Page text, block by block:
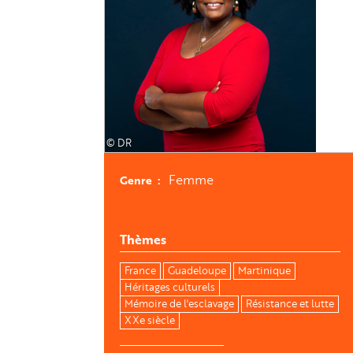
© DR
Genre Femme
Thèmes
France Guadeloupe
Martinique
Héritages culturels
Mémoire de l'esclavage
Résistance et lutte
XXe siècle